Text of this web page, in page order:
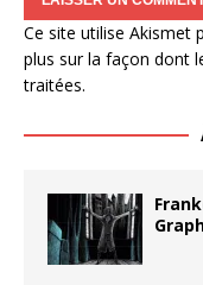
Ce site utilise Akismet
plus sur la façon dont
traitées.